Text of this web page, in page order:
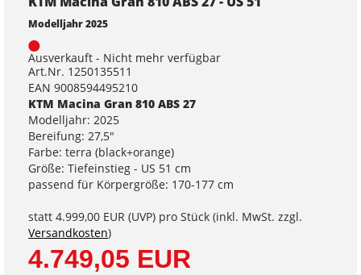
Modelljahr 2025
Ausverkauft - Nicht mehr verfügbar
Art.Nr. 1250135511
EAN 9008594495210
KTM Macina Gran 810 ABS 27
Modelljahr: 2025
Bereifung: 27,5"
Farbe: terra (black+orange)
Größe: Tiefeinstieg - US 51 cm
passend für Körpergröße: 170-177 cm
statt 4.999,00 EUR (UVP) pro Stück (inkl. MwSt. zzgl.
Versandkosten)
4.749,05 EUR